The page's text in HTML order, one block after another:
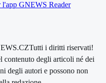
GNEWS Reader
Tutti i diritti riservati!
contenuto degli articoli né dei
degli autori e possono non